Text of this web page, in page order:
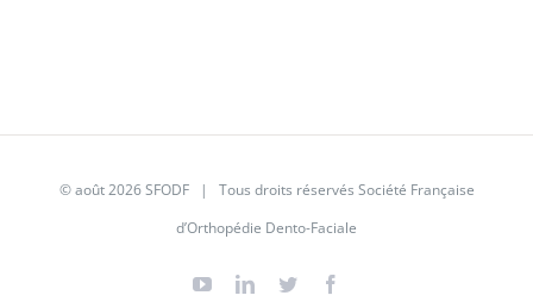
© août 2026SFODF| Tous droits réservés Société Française
d’Orthopédie Dento-Faciale
YouTubeLinkedinTwitter